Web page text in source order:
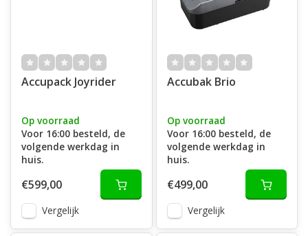
Accupack Joyrider
Op voorraad
Voor 16:00 besteld, de
volgende werkdag in
huis.
€599,00
Vergelijk
Accubak Brio
Op voorraad
Voor 16:00 besteld, de
volgende werkdag in
huis.
€499,00
Vergelijk